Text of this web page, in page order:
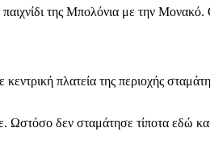
της Μπολόνια με την
πλατεία της περιοχής
Ωστόσο δεν σταμάτησε τίποτα εδώ